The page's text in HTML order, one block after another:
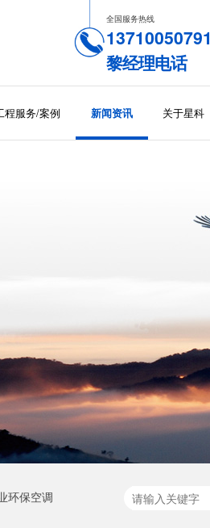
全国服务热线
13710050791
黎经理电话
程服务/案例 新闻资讯 关于星科
环保空调